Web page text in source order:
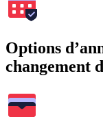
Options
changement